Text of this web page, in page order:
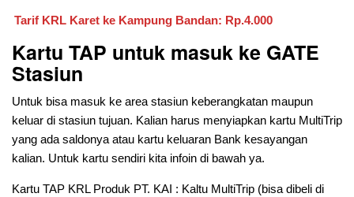
Tarif KRL Karet ke Kampung Bandan: Rp.4.000
Kartu TAP untuk masuk ke GATE
Stasiun
Untuk bisa masuk ke area stasiun keberangkatan maupun
keluar di stasiun tujuan. Kalian harus menyiapkan kartu MultiTrip
yang ada saldonya atau kartu keluaran Bank kesayangan
kalian. Untuk kartu sendiri kita infoin di bawah ya.
Kartu TAP KRL Produk PT. KAI : Kaltu MultiTrip (bisa dibeli di